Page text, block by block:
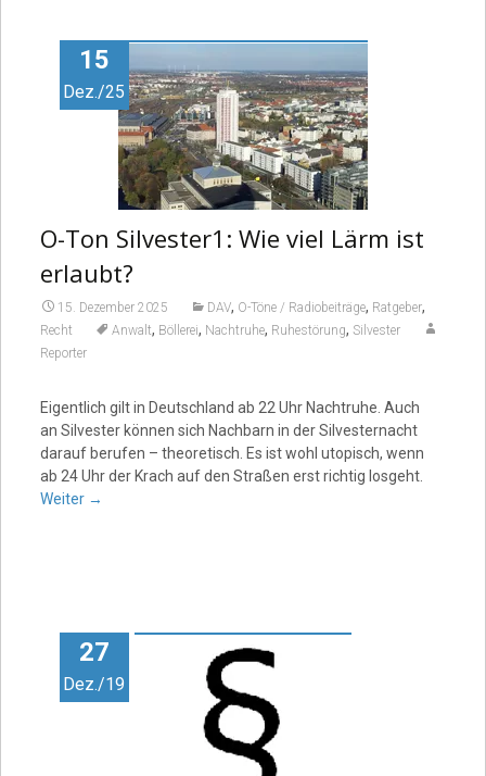
Video15
Dez./25
O-Ton Silvester1: Wie viel Lärm ist
erlaubt?
15. Dezember 2025 DAV, O-Töne / Radiobeiträge, Ratgeber,
Recht Anwalt, Böllerei, Nachtruhe, Ruhestörung, Silvester
Reporter
Eigentlich gilt in Deutschland ab 22 Uhr Nachtruhe. Auch
an Silvester können sich Nachbarn in der Silves­ternacht
darauf berufen – theoretisch. Es ist wohl utopisch, wenn
ab 24 Uhr der Krach auf den Straßen erst richtig losgeht.
Weiter →
27
Dez./19